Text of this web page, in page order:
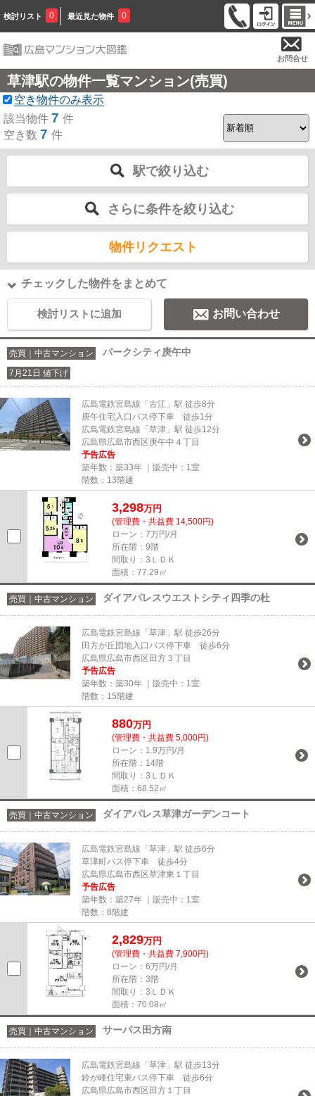
検討リスト 0 最近見た物件 0
お問合せ
草津駅の物件一覧マンション(売買)
空き物件のみ表示
該当物件 7 件
空き数 7 件
駅で絞り込む
さらに条件を絞り込む
物件リクエスト
チェックした物件をまとめて
検討リストに追加 お問い合わせ
売買｜中古マンション パークシティ庚午中
7月21日 値下げ
広島電鉄宮島線「古江」駅 徒歩8分
庚午住宅入口バス停下車 徒歩1分
広島電鉄宮島線「草津」駅 徒歩12分
広島県広島市西区庚午中４丁目
予告広告
築年数：築33年 ｜販売中： 1室
階数：13階建
3,298万円
(管理費・共益費 14,500円)
ローン：7万円/月
所在階：9階
間取り：3ＬＤＫ
面積：77.29㎡
売買｜中古マンション ダイアパレスウエストシティ四季の杜
広島電鉄宮島線「草津」駅 徒歩26分
田方が丘団地入口バス停下車 徒歩6分
広島県広島市西区田方３丁目
予告広告
築年数：築30年 ｜販売中： 1室
階数：15階建
880万円
(管理費・共益費 5,000円)
ローン：1.9万円/月
所在階：14階
間取り：3ＬＤＫ
面積：68.52㎡
売買｜中古マンション ダイアパレス草津ガーデンコート
広島電鉄宮島線「草津」駅 徒歩6分
草津町バス停下車 徒歩4分
広島県広島市西区草津東１丁目
予告広告
築年数：築27年 ｜販売中： 1室
階数：8階建
2,829万円
(管理費・共益費 7,900円)
ローン：6万円/月
所在階：3階
間取り：3ＬＤＫ
面積：70.08㎡
売買｜中古マンション サーパス田方南
広島電鉄宮島線「草津」駅 徒歩13分
鈴が峰住宅東バス停下車 徒歩6分
広島県広島市西区田方１丁目